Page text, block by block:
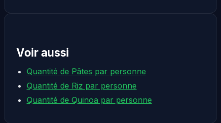
Voir aussi
Quantité de Pâtes par personne
Quantité de Riz par personne
Quantité de Quinoa par personne